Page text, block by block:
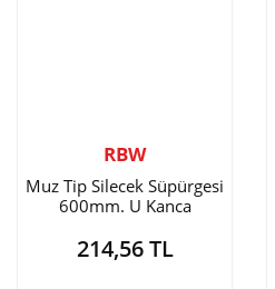
RBW
Muz Tip Silecek Süpürgesi
600mm. U Kanca
214,56 TL